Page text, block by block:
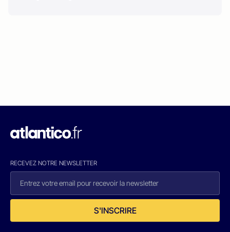
RECEVEZ NOTRE NEWSLETTER
S'INSCRIRE